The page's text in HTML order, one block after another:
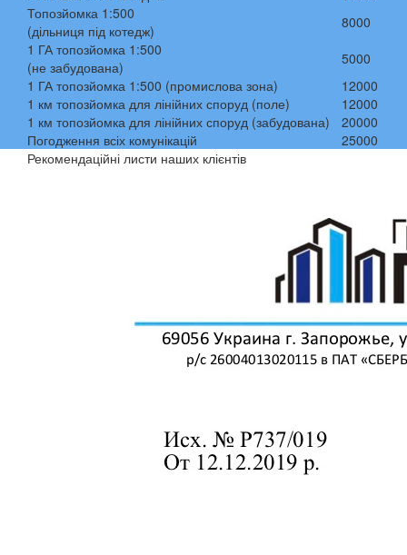
Топозйомка 1:500
(дільниця під котедж)
8000
1 ГА топозйомка 1:500
(не забудована)
5000
1 ГА топозйомка 1:500 (промислова зона)
12000
1 км топозйомка для лінійних споруд (поле)
12000
1 км топозйомка для лінійних споруд (забудована)
20000
Погодження всіх комунікацій
25000
Рекомендаційні листи наших клієнтів